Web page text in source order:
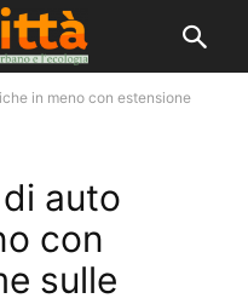
in meno con estensione
di auto
con
sulle